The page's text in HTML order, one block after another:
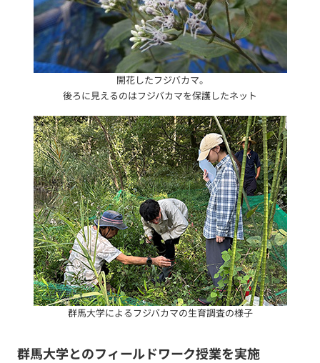
開花したフジバカマ。
後ろに見えるのはフジバカマを保護したネット
群馬大学によるフジバカマの生育調査の様子
群馬大学とのフィールドワーク授業を実施